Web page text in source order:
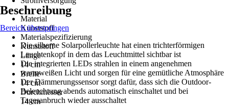
-
Material
Kunststoff
Materialspezifizierung
Kunststoff
Länge
14 cm
Breite
14 cm
Durchmesser
14 cm
Beschreibung
Bereich überspringen
Die silberne Solarpollerleuchte hat einen trichterförmigen
Leuchtenkopf in dem das Leuchtmittel sichtbar ist
Die integrierten LEDs strahlen in einem angenehmen
warmweißen Licht und sorgen für eine gemütliche Atmosphäre
Der Dämmerungssensor sorgt dafür, dass sich die Outdoor-
Beleuchtung abends automatisch einschaltet und bei
Tagesanbruch wieder ausschaltet